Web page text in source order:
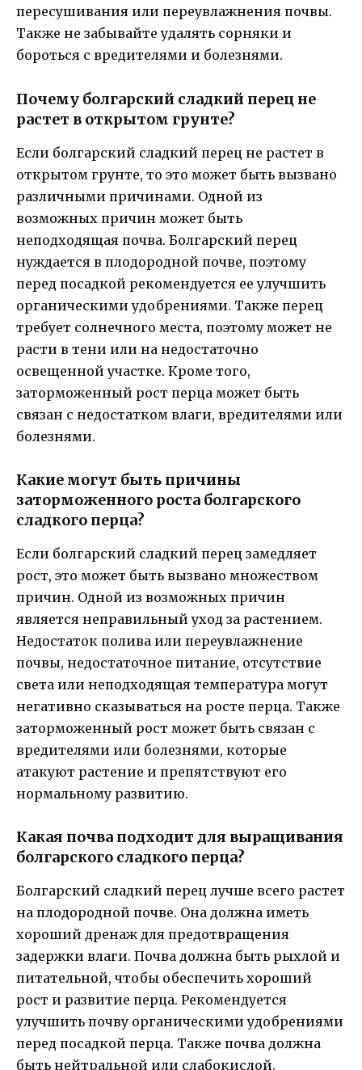
пересушивания или переувлажнения почвы.
Также не забывайте удалять сорняки и
бороться с вредителями и болезнями.
Почему болгарский сладкий перец не
растет в открытом грунте?
Если болгарский сладкий перец не растет в
открытом грунте, то это может быть вызвано
различными причинами. Одной из
возможных причин может быть
неподходящая почва. Болгарский перец
нуждается в плодородной почве, поэтому
перед посадкой рекомендуется ее улучшить
органическими удобрениями. Также перец
требует солнечного места, поэтому может не
расти в тени или на недостаточно
освещенной участке. Кроме того,
заторможенный рост перца может быть
связан с недостатком влаги, вредителями или
болезнями.
Какие могут быть причины
заторможенного роста болгарского
сладкого перца?
Если болгарский сладкий перец замедляет
рост, это может быть вызвано множеством
причин. Одной из возможных причин
является неправильный уход за растением.
Недостаток полива или переувлажнение
почвы, недостаточное питание, отсутствие
света или неподходящая температура могут
негативно сказываться на росте перца. Также
заторможенный рост может быть связан с
вредителями или болезнями, которые
атакуют растение и препятствуют его
нормальному развитию.
Какая почва подходит для выращивания
болгарского сладкого перца?
Болгарский сладкий перец лучше всего растет
на плодородной почве. Она должна иметь
хороший дренаж для предотвращения
задержки влаги. Почва должна быть рыхлой и
питательной, чтобы обеспечить хороший
рост и развитие перца. Рекомендуется
улучшить почву органическими удобрениями
перед посадкой перца. Также почва должна
быть нейтральной или слабокислой.